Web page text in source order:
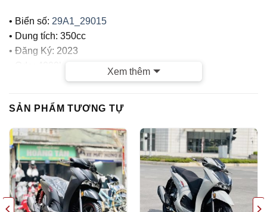
• Biển số: 29A1_29015
• Dung tích: 350cc
• Đăng Ký: 2023
• Odo: 4000km (Ogirinal)
• Màu Xi Măng
– Giá thành hợp lý
– Xe chất lượng tốt, chất lượng hàng đầu tại Hà Nội, Bảo
hành tuyệt đối Máy nguyên bản , Đồ Zin theo xe
Xem thêm
SẢN PHẨM TƯƠNG TỰ